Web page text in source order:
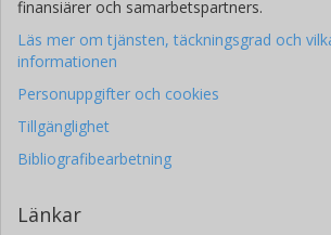
finansiärer och samarbetspartners.
Läs mer om tjänsten, täckningsgrad och
informationen
Personuppgifter och cookies
Tillgänglighet
Bibliografibearbetning
Länkar